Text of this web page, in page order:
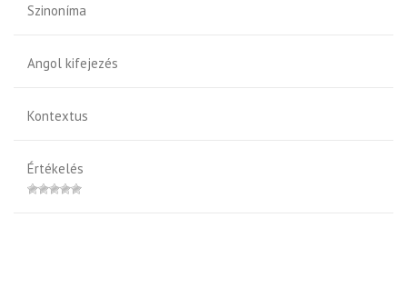
Szinoníma
Angol kifejezés
Kontextus
Értékelés